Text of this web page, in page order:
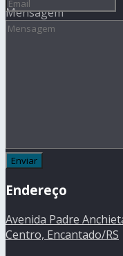
Mensagem
Endereço
Avenida Padre
Centro, Encantado/RS